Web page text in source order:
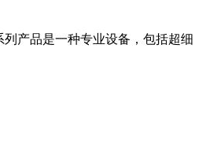
产品是一种专业设备，包括超细